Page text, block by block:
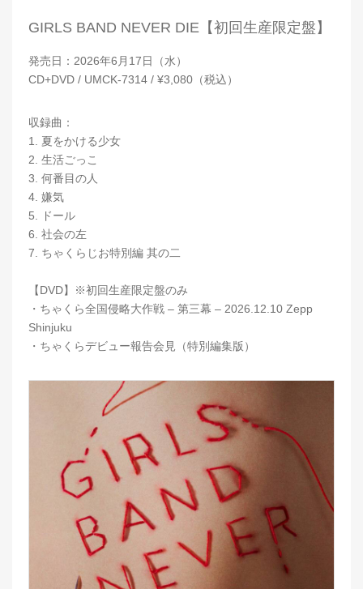
GIRLS BAND NEVER DIE【初回生産限定盤】
発売日：2026年6月17日（水）
CD+DVD / UMCK-7314 / ¥3,080（税込）
収録曲：
1. 夏をかける少女
2. 生活ごっこ
3. 何番目の人
4. 嫌気
5. ドール
6. 社会の左
7. ちゃくらじお特別編 其の二
【DVD】※初回生産限定盤のみ
・ちゃくら全国侵略大作戦 – 第三幕 – 2026.12.10 Zepp
Shinjuku
・ちゃくらデビュー報告会見（特別編集版）